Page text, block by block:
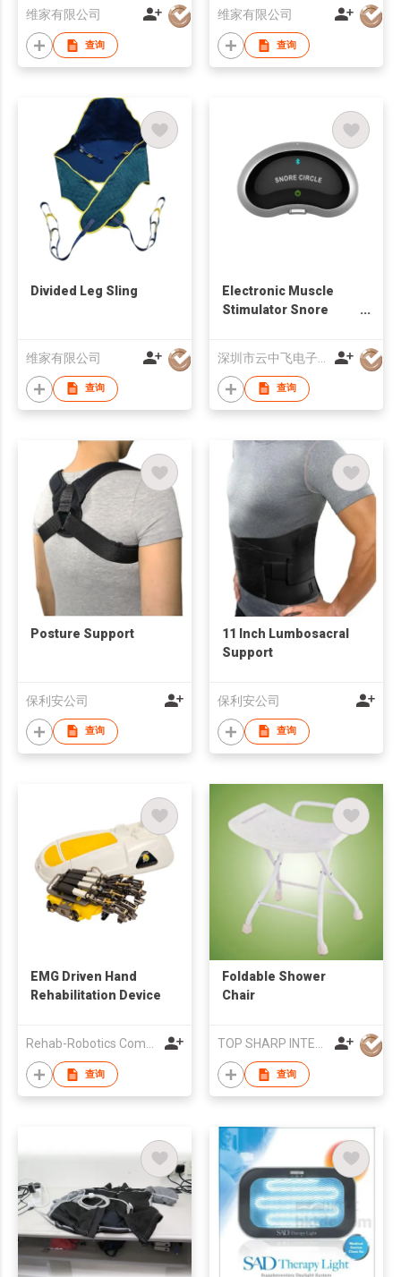
维家有限公司
查询
维家有限公司
查询
Divided Leg Sling
维家有限公司
查询
Electronic Muscle
Stimulator Snore
查询
Posture Support
保利安公司
查询
11 Inch Lumbosacral
Support
保利安公司
查询
EMG Driven Hand
Rehabilitation Device
Rehab-Robotics Company Limited
查询
Foldable Shower
Chair
TOP SHARP INTERNATIONAL ENTERPRISE LIMITED
查询